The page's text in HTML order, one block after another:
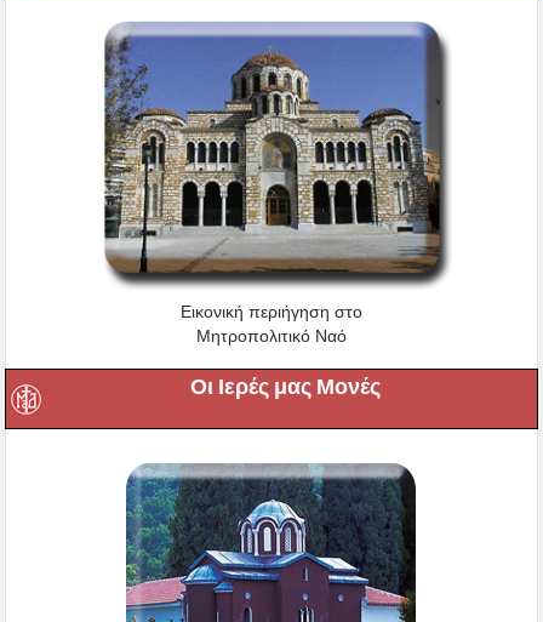
Εικονική περιήγηση στο
Μητροπολιτικό Ναό
Οι Ιερές μας Μονές